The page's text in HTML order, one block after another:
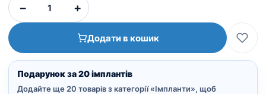
−
имплант
Шестигранное
соединение
кількість
+
Додати в кошик
Подарунок за 20 імплантів
Додайте ще 20 товарів з категорії «Імпланти», щоб